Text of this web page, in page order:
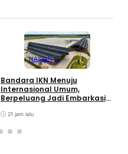
NASIONAL
Bandara IKN Menuju
Internasional Umum,
Berpeluang Jadi Embarkasi
21 jam lalu